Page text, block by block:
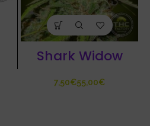
Shark Widow
€ €